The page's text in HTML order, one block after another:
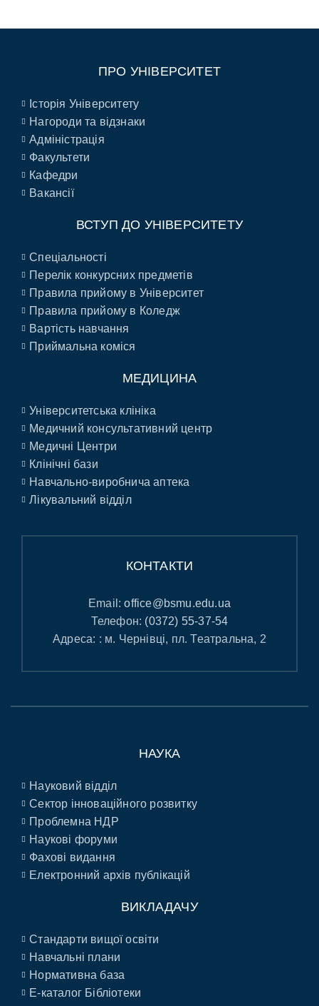
ПРО УНІВЕРСИТЕТ
Історія Університету
Нагороди та відзнаки
Адміністрація
Факультети
Кафедри
Вакансії
ВСТУП ДО УНІВЕРСИТЕТУ
Спеціальності
Перелік конкурсних предметів
Правила прийому в Університет
Правила прийому в Коледж
Вартість навчання
Приймальна коміся
МЕДИЦИНА
Університетська клініка
Медичний консультативний центр
Медичні Центри
Клінічні бази
Навчально-виробнича аптека
Лікувальний відділ
КОНТАКТИ
Email:office@bsmu.edu.ua
Телефон: (0372) 55-37-54
Адреса: : м. Чернівці, пл. Театральна, 2
НАУКА
Науковий відділ
Сектор інноваційного розвитку
Проблемна НДР
Наукові форуми
Фахові видання
Електронний архів публікацій
ВИКЛАДАЧУ
Стандарти вищої освіти
Навчальні плани
Нормативна база
E-каталог Бібліотеки